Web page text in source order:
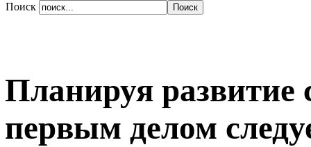
Поиск
Планируя развитие
первым делом